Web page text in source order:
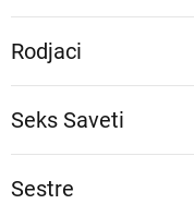
Rodjaci
Seks Saveti
Sestre